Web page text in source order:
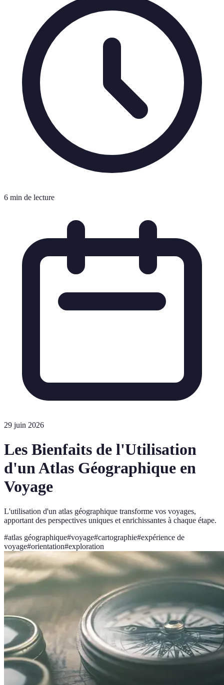
6 min de lecture
29 juin 2026
Les Bienfaits de l'Utilisation
d'un Atlas Géographique en
Voyage
L'utilisation d'un atlas géographique transforme vos voyages,
apportant des perspectives uniques et enrichissantes à chaque étape.
#atlas géographique#voyage#cartographie#expérience de
voyage#orientation#exploration